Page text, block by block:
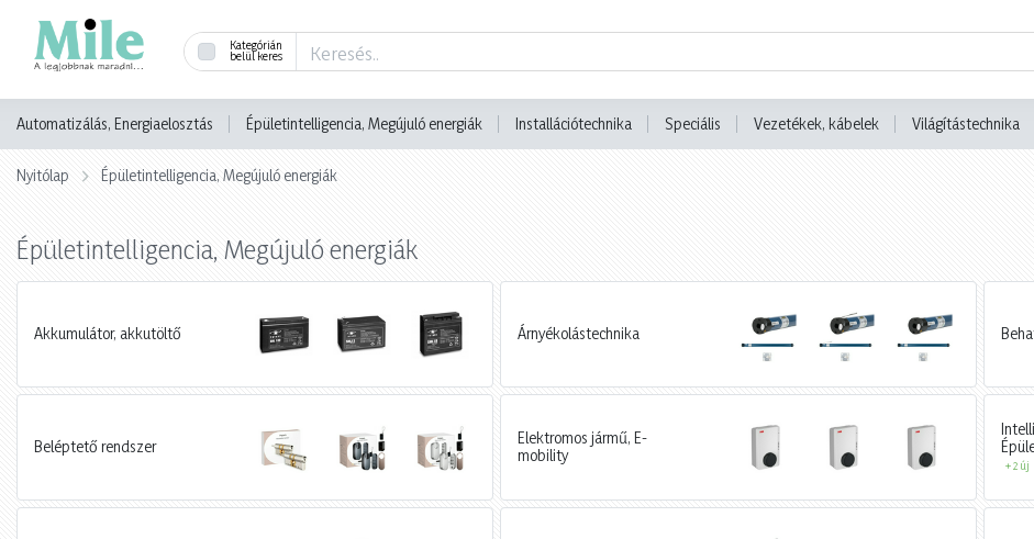
Kategórián
belül keres
Automatizálás, Energiaelosztás Épületintelligencia, Megújuló energiák Installációtechnika Speciális Vezetékek, kábelek Világítástechnika
Nyitólap Épületintelligencia, Megújuló energiák
Épületintelligencia, Megújuló energiák
Akkumulátor, akkutöltő Árnyékolástechnika
Beléptető rendszer
Elektromos jármű, E-
mobility
+ 2 új